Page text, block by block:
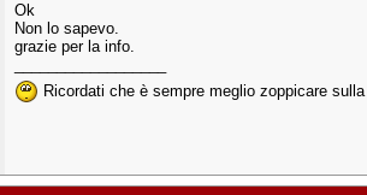
Ok
Non lo sapevo.
grazie per la info.
Ricordati che è sempre meglio zoppicare